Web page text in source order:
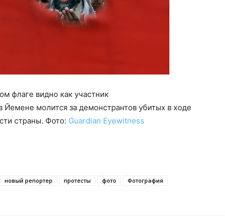
флаге видно как участник
Йемене молится за демонстрантов убитых в ходе
страны. Фото: Guardian Eyewitness
новый репортер протесты фото
Фотография